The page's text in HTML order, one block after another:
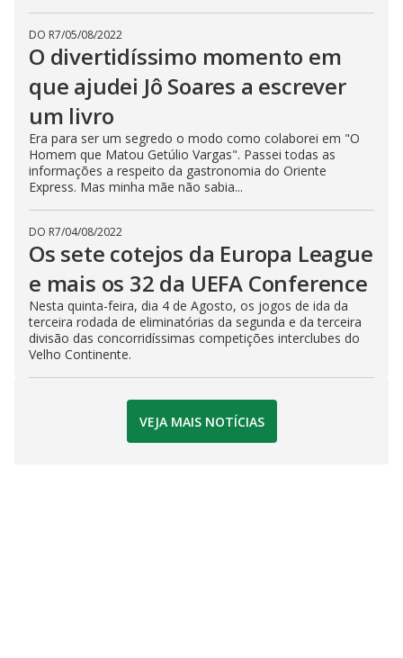
DO R7/05/08/2022
O divertidíssimo momento em
que ajudei Jô Soares a escrever
um livro
Era para ser um segredo o modo como colaborei em "O
Homem que Matou Getúlio Vargas". Passei todas as
informações a respeito da gastronomia do Oriente
Express. Mas minha mãe não sabia...
DO R7/04/08/2022
Os sete cotejos da Europa League
e mais os 32 da UEFA Conference
Nesta quinta-feira, dia 4 de Agosto, os jogos de ida da
terceira rodada de eliminatórias da segunda e da terceira
divisão das concorridíssimas competições interclubes do
Velho Continente.
VEJA MAIS NOTÍCIAS